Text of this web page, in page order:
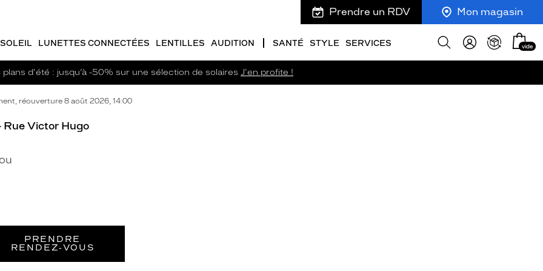
Prendre un RDV Mon magasin
LUNETTES CONNECTÉES LENTILLES AUDITION SANTÉ STYLE SERVICES
Afficher
Mon
panier
vide
plans d'été : jusqu’à -50% sur une sélection de solaires J'en profite !
réouverture 8 août 2026, 14:00
Rue Victor Hugo
PRENDRE
RENDEZ‑VOUS